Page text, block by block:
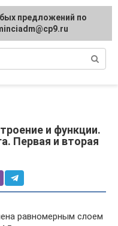
терапия
и функции.
Первая и вторая
равномерным слоем
предложений по